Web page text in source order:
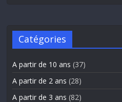
Catégories
A partir de 10 ans (37)
A partir de 2 ans (28)
A partir de 3 ans (82)